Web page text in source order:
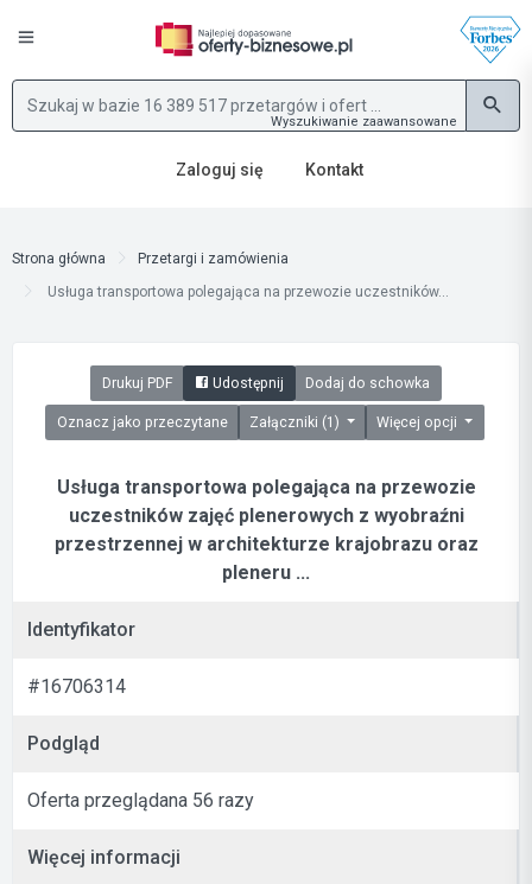
Wyszukiwanie zaawansowane
Zaloguj się Kontakt
Strona główna
Przetargi i zamówienia
Usługa transportowa polegająca na przewozie uczestników...
Drukuj PDF Udostępnij Dodaj do schowka
Oznacz jako przeczytane Załączniki (1) Więcej opcji
Usługa transportowa polegająca na przewozie
uczestników zajęć plenerowych z wyobraźni
przestrzennej w architekturze krajobrazu oraz
pleneru ...
Identyfikator
#16706314
Podgląd
Oferta przeglądana 56 razy
Więcej informacji